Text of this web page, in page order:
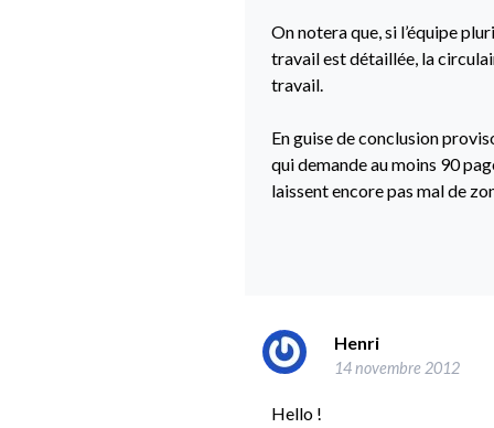
On notera que, si l’équipe
travail est détaillée, la
travail.
En guise de conclusion
qui demande au moins 90
laissent encore pas mal de
Henri
14 novembre 2012
Hello !